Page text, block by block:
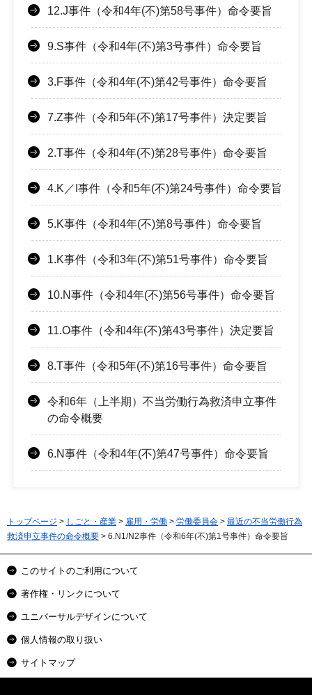
12.J事件（令和4年(不)第58号事件）命令要旨
9.S事件（令和4年(不)第3号事件）命令要旨
3.F事件（令和4年(不)第42号事件）命令要旨
7.Z事件（令和5年(不)第17号事件）決定要旨
2.T事件（令和4年(不)第28号事件）命令要旨
4.K／I事件（令和5年(不)第24号事件）命令要旨
5.K事件（令和4年(不)第8号事件）命令要旨
1.K事件（令和3年(不)第51号事件）命令要旨
10.N事件（令和4年(不)第56号事件）命令要旨
11.O事件（令和4年(不)第43号事件）決定要旨
8.T事件（令和5年(不)第16号事件）命令要旨
令和6年（上半期）不当労働行為救済申立事件
の命令概要
6.N事件（令和4年(不)第47号事件）命令要旨
トップページ > しごと・産業 > 雇用・労働 > 労働委員会 > 最近の不当労働行為
救済申立事件の命令概要 > 6.N1/N2事件（令和6年(不)第1号事件）命令要旨
このサイトのご利用について
著作権・リンクについて
ユニバーサルデザインについて
個人情報の取り扱い
サイトマップ